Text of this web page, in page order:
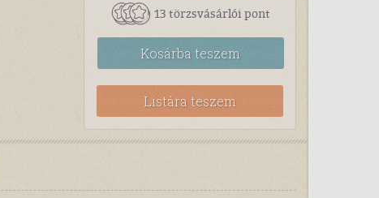
13 törzsvásárlói pont
Kosárbateszem
Listára teszem